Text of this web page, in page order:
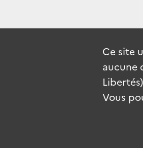
Ce site
aucune
Vous